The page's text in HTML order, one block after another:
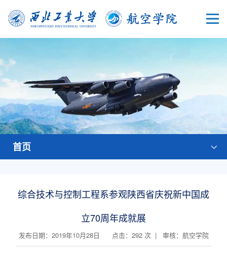
首页
综合技术与控制工程系参观陕西省庆祝新中国成
立70周年成就展
发布日期：2019年10月28日 点击： 292 次 | 审核：航空学院